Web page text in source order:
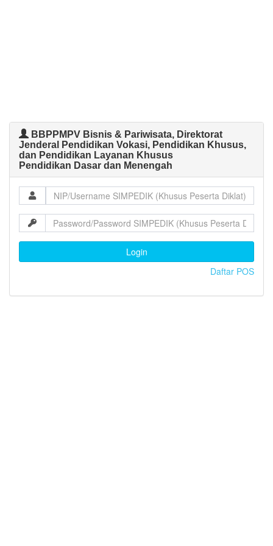
BBPPMPV Bisnis & Pariwisata, Direktorat
Jenderal Pendidikan Vokasi, Pendidikan Khusus,
dan Pendidikan Layanan Khusus
Pendidikan Dasar dan Menengah
Login
Daftar POS